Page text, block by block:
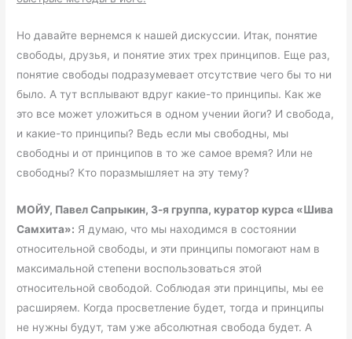
Но давайте вернемся к нашей дискуссии. Итак, понятие
свободы, друзья, и понятие этих трех принципов. Еще раз,
понятие свободы подразумевает отсутствие чего бы то ни
было. А тут всплывают вдруг какие-то принципы. Как же
это все может уложиться в одном учении йоги? И свобода,
и какие-то принципы? Ведь если мы свободны, мы
свободны и от принципов в то же самое время? Или не
свободны? Кто поразмышляет на эту тему?
МОЙУ, Павел Сапрыкин, 3-я группа, куратор курса «Шива
Самхита»: Я думаю, что мы находимся в состоянии
относительной свободы, и эти принципы помогают нам в
максимальной степени воспользоваться этой
относительной свободой. Соблюдая эти принципы, мы ее
расширяем. Когда просветление будет, тогда и принципы
не нужны будут, там уже абсолютная свобода будет. А